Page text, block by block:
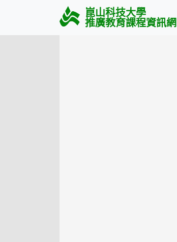
崑山科技大學
推廣教育課程資訊網